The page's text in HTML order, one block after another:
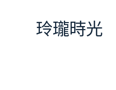
玲瓏時光